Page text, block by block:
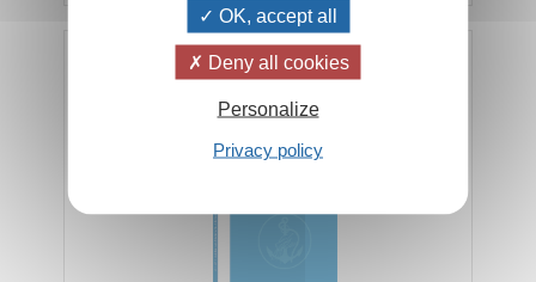
Il dovere di essere felici
OK, accept all
Deny all cookies
Personalize
Privacy policy